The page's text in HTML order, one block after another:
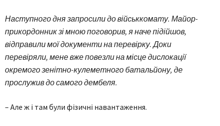
Наступного дня запросили до військ­комату. Майор-
прикордонник зі мною поговорив, я наче підійшов,
відправили мої документи на перевірку. Доки
перевіряли, мене вже повезли на місце дислокації
окремого зенітно-кулеметного батальйону, де
прослужив до самого дембеля.
– Але ж і там були фізичні навантаження.